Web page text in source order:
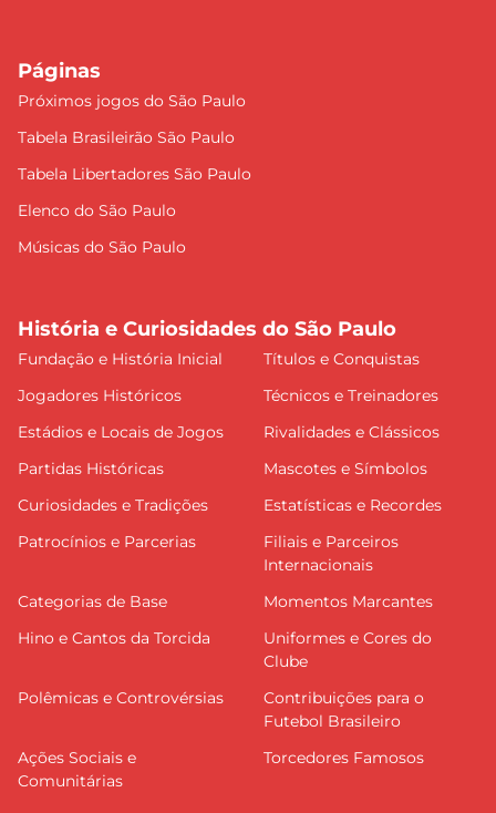
Páginas
Próximos jogos do São Paulo
Tabela Brasileirão São Paulo
Tabela Libertadores São Paulo
Elenco do São Paulo
Músicas do São Paulo
História e Curiosidades do São Paulo
Fundação e História Inicial
Títulos e Conquistas
Jogadores Históricos
Técnicos e Treinadores
Estádios e Locais de Jogos
Rivalidades e Clássicos
Partidas Históricas
Mascotes e Símbolos
Curiosidades e Tradições
Estatísticas e Recordes
Patrocínios e Parcerias
Filiais e Parceiros
Internacionais
Categorias de Base
Momentos Marcantes
Hino e Cantos da Torcida
Uniformes e Cores do
Clube
Polêmicas e Controvérsias
Contribuições para o
Futebol Brasileiro
Ações Sociais e
Comunitárias
Torcedores Famosos